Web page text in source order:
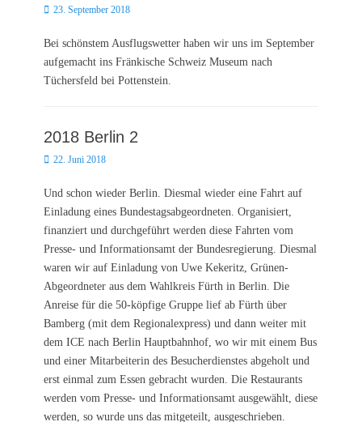
Posted
23. September 2018
Bei schönstem Ausflugswetter haben wir uns im September
aufgemacht ins Fränkische Schweiz Museum nach
Tüchersfeld bei Pottenstein.
2018 Berlin 2
Posted
22. Juni 2018
Und schon wieder Berlin. Diesmal wieder eine Fahrt auf
Einladung eines Bundestagsabgeordneten. Organisiert,
finanziert und durchgeführt werden diese Fahrten vom
Presse- und Informationsamt der Bundesregierung. Diesmal
waren wir auf Einladung von Uwe Kekeritz, Grünen-
Abgeordneter aus dem Wahlkreis Fürth in Berlin. Die
Anreise für die 50-köpfige Gruppe lief ab Fürth über
Bamberg (mit dem Regionalexpress) und dann weiter mit
dem ICE nach Berlin Hauptbahnhof, wo wir mit einem Bus
und einer Mitarbeiterin des Besucherdienstes abgeholt und
erst einmal zum Essen gebracht wurden. Die Restaurants
werden vom Presse- und Informationsamt ausgewählt, diese
werden, so wurde uns das mitgeteilt, ausgeschrieben.